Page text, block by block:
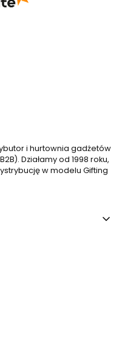
i hurtownia gadżetów
Działamy od 1998 roku,
w modelu Gifting